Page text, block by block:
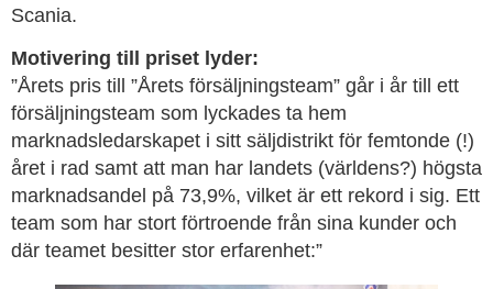
Scania.
Motivering till priset lyder:
”Årets pris till ”Årets försäljningsteam” går i år till ett
försäljningsteam som lyckades ta hem
marknadsledarskapet i sitt säljdistrikt för femtonde (!)
året i rad samt att man har landets (världens?) högsta
marknadsandel på 73,9%, vilket är ett rekord i sig. Ett
team som har stort förtroende från sina kunder och
där teamet besitter stor erfarenhet:”